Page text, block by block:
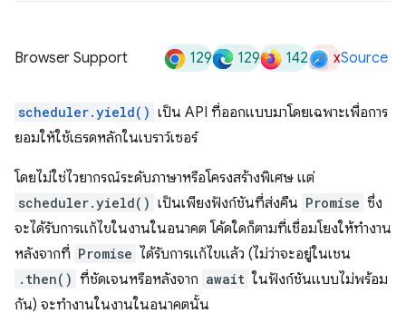
Browser Support 129 129 142 xSource
scheduler.yield() เป็น API ที่ออกแบบมาโดยเฉพาะเพื่อการ
ยอมให้ใช้เธรดหลักในเบราว์เซอร์
โดยไม่ใช่ไวยากรณ์ระดับภาษาหรือโครงสร้างพิเศษ แต่
scheduler.yield() เป็นเพียงฟังก์ชันที่ส่งคืน Promise ซึ่ง
จะได้รับการแก้ไขในงานในอนาคต โค้ดใดก็ตามที่เชื่อมโยงให้ทำงาน
หลังจากที่ Promise ได้รับการแก้ไขแล้ว (ไม่ว่าจะอยู่ในเชน
.then() ที่ชัดเจนหรือหลังจาก await ในฟังก์ชันแบบไม่พร้อม
กัน) จะทำงานในงานในอนาคตนั้น